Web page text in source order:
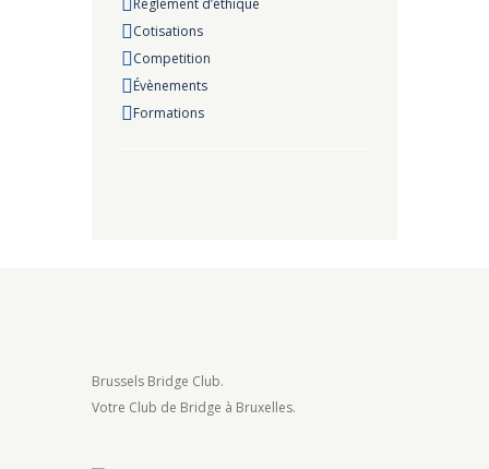
Règlement d’éthique
Cotisations
Competition
Évènements
Formations
Brussels Bridge Club.
Votre Club de Bridge à Bruxelles.